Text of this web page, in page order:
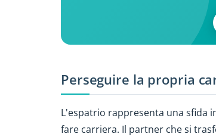
Perseguire la propria
L'espatrio rappresenta una sfida
fare carriera. Il partner che si